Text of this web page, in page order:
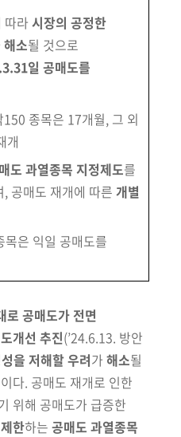
라 시장의 공정한
해소될 것으로
일 공매도를
종목은 17개월, 그 외
개
도 과열종목 지정제도를
, 공매도 재개에 따른 개별
은 익일 공매도를
공매도가 전면
개선 추진(’24.6.13. 방안
을 저해할 우려가 해소될
다. 공매도 재개로 인한
위해 공매도가 급증한
한하는 공매도 과열종목